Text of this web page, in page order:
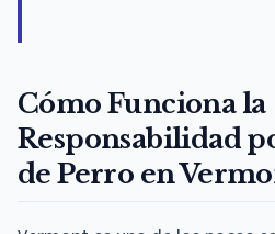
Cómo Funciona la
Responsabilidad
de Perro en